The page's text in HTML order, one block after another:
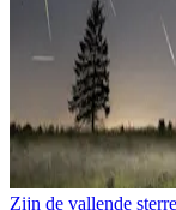
Zijn de vallende